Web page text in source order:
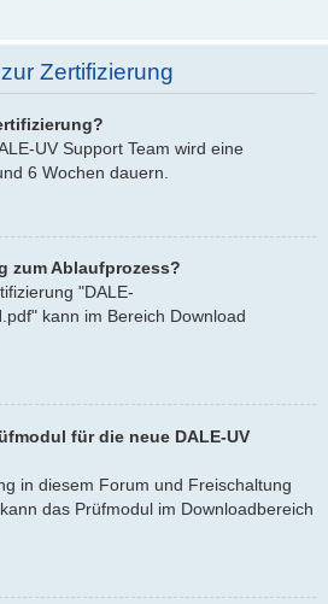
Zertifizierung
UV Support Team wird eine
6 Wochen dauern.
zum Ablaufprozess?
"DALE-
kann im Bereich Download
für die neue DALE-UV
in diesem Forum und Freischaltung
das Prüfmodul im Downloadbereich